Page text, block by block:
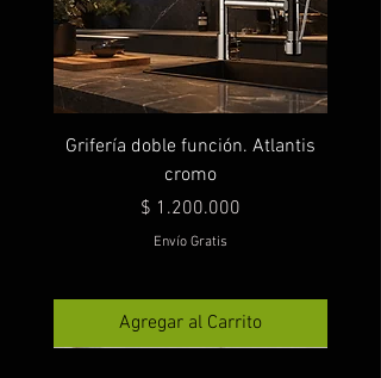
Grifería doble función. Atlantis
cromo
Precio
$ 1.200.000
Envío Gratis
Agregar al Carrito